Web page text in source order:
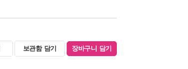
보관함 담기 장바구니 담기